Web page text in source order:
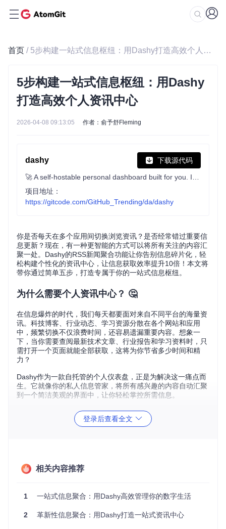
首页 / 5步构建一站式信息枢纽：用Dashy打造高效个人资讯中心
5步构建一站式信息枢纽：用Dashy
打造高效个人资讯中心
2026-04-08 09:13:05 作者：俞予舒Fleming
dashy 下载源代码
项目地址：
https://gitcode.com/GitHub_Trending/da/dashy
你是否每天在多个应用间切换浏览资讯？是否经常错过重要信
息更新？现在，有一种更智能的方式可以将所有关注的内容汇
聚一处。Dashy的RSS新闻聚合功能让你告别信息碎片化，轻
松构建个性化的资讯中心，让信息获取效率提升10倍！本文将
带你通过简单五步，打造专属于你的一站式信息枢纽。
为什么需要个人资讯中心？ 🤔
在信息爆炸的时代，我们每天都要面对来自不同平台的海量资
讯。科技博客、行业动态、学习资源分散在各个网站和应用
中，频繁切换不仅浪费时间，还容易遗漏重要内容。想象一
下，当你需要查阅最新技术文章、行业报告和学习资料时，只
需打开一个页面就能全部获取，这将为你节省多少时间和精
力？
Dashy作为一款自托管的个人仪表盘，正是为解决这一痛点而
生。它就像你的私人信息管家，将所有感兴趣的内容自动汇聚
到一个简洁美观的界面中，让你轻松掌控所需信息。
图1：Dashy的多彩书签界面，展示了分类清晰的应用和链接
Dashy的RSS新闻聚合功能不仅仅是简单的内容收集，它带来
1. 一站式信息访问
无需再记住多个网站地址或安装多个应用，所有你关注的内容
登录后查看全文
相关内容推荐
1 一站式信息聚合：用Dashy高效管理你的数字生活
2 革新性信息聚合：用Dashy打造一站式资讯中心